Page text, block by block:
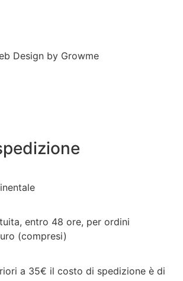
Design by Growme
entro 48 ore, per ordini
(compresi)
a 35€ il costo di spedizione è di